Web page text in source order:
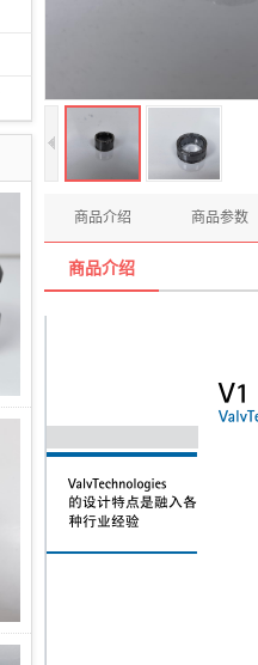
商品介绍 商品参数
商品介绍